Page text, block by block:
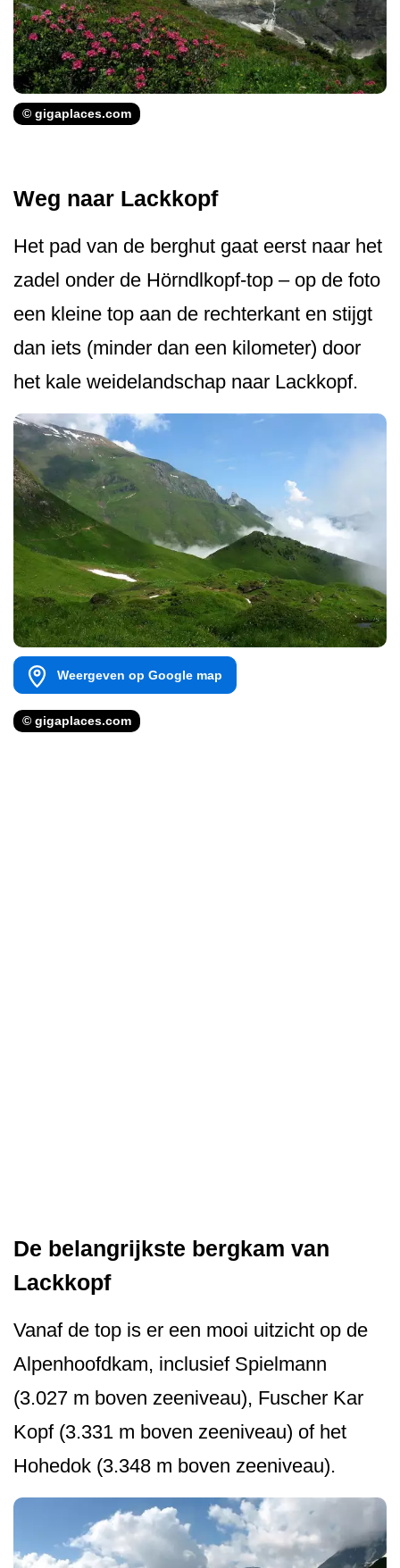
© gigaplaces.com
Weg naar Lackkopf
Het pad van de berghut gaat eerst naar het
zadel onder de Hörndlkopf-top – op de foto
een kleine top aan de rechterkant en stijgt
dan iets (minder dan een kilometer) door
het kale weidelandschap naar Lackkopf.
Weergeven op Google map
© gigaplaces.com
De belangrijkste bergkam van
Lackkopf
Vanaf de top is er een mooi uitzicht op de
Alpenhoofdkam, inclusief Spielmann
(3.027 m boven zeeniveau), Fuscher Kar
Kopf (3.331 m boven zeeniveau) of het
Hohedok (3.348 m boven zeeniveau).